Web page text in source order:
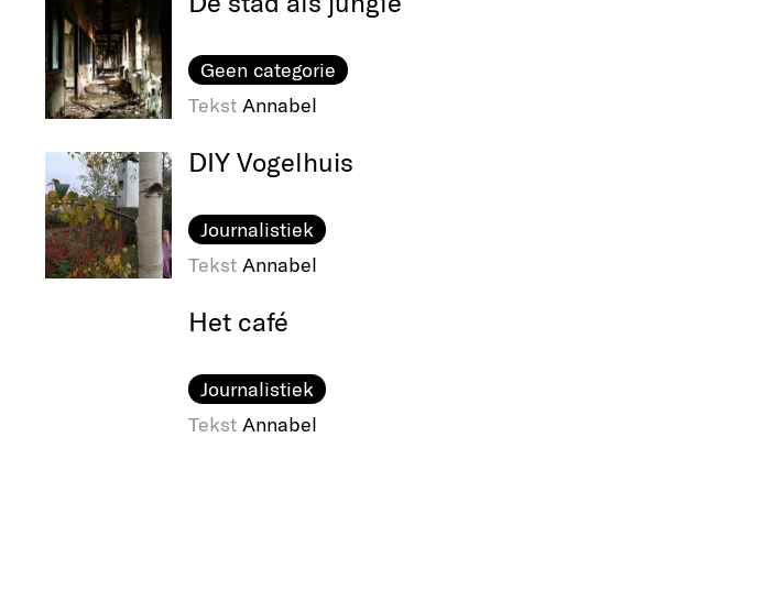
Geen categorie
Tekst Annabel
DIY Vogelhuis
Journalistiek
Tekst Annabel
Het café
Journalistiek
Tekst Annabel